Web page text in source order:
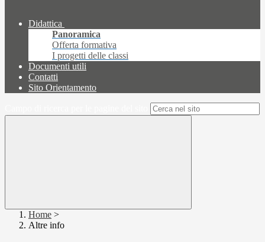
Didattica
Panoramica
Offerta formativa
I progetti delle classi
Documenti utili
Contatti
Sito Orientamento
Home >
Altre info